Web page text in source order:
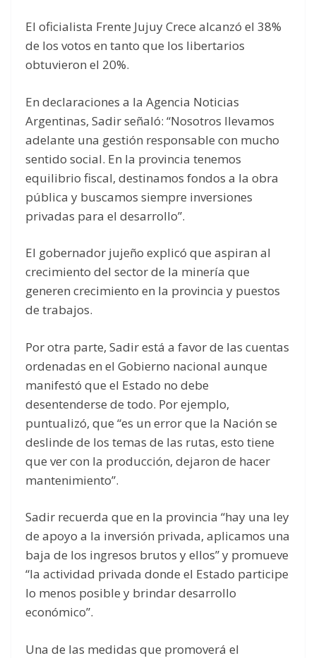
El oficialista Frente Jujuy Crece alcanzó el 38%
de los votos en tanto que los libertarios
obtuvieron el 20%.
En declaraciones a la Agencia Noticias
Argentinas, Sadir señaló: “Nosotros llevamos
adelante una gestión responsable con mucho
sentido social. En la provincia tenemos
equilibrio fiscal, destinamos fondos a la obra
pública y buscamos siempre inversiones
privadas para el desarrollo”.
El gobernador jujeño explicó que aspiran al
crecimiento del sector de la minería que
generen crecimiento en la provincia y puestos
de trabajos.
Por otra parte, Sadir está a favor de las cuentas
ordenadas en el Gobierno nacional aunque
manifestó que el Estado no debe
desentenderse de todo. Por ejemplo,
puntualizó, que “es un error que la Nación se
deslinde de los temas de las rutas, esto tiene
que ver con la producción, dejaron de hacer
mantenimiento”.
Sadir recuerda que en la provincia “hay una ley
de apoyo a la inversión privada, aplicamos una
baja de los ingresos brutos y ellos” y promueve
“la actividad privada donde el Estado participe
lo menos posible y brindar desarrollo
económico”.
Una de las medidas que promoverá el